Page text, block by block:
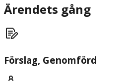
Ärendets gång
Förslag, Genomförd